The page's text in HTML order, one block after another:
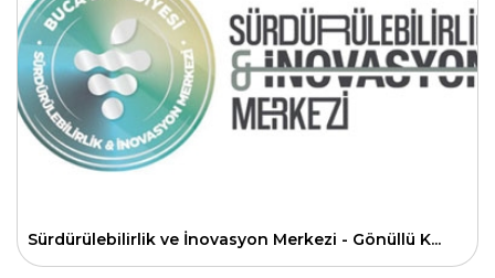
Sürdürülebilirlik ve İnovasyon Merkezi - Gönüllü K...